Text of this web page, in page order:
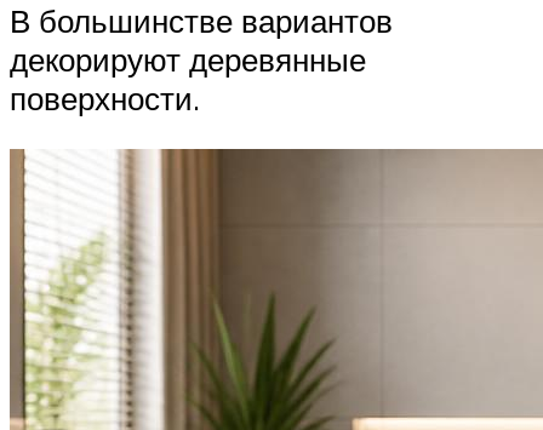
В большинстве вариантов
декорируют деревянные
поверхности.